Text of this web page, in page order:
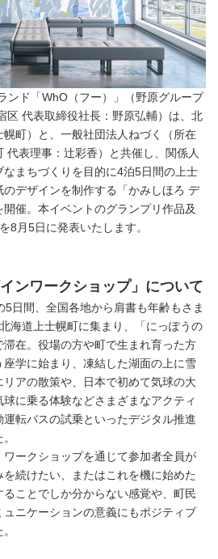
ンド「WhO（フー）」（野原グループ
区 代表取締役社長：野原弘輔）は、北
町）と、一般社団法人ねづく（所在
代表理事：辻彩香）と共催し、関係人
なまちづくりを目的に4泊5日間の上士
デザインを制作する「かみしほろ デ
催。本イベントのグランプリ作品及
8月5日に発表いたします。
ンワークショップ」について
日間、全国各地から肩書も年齢もさま
海道上士幌町に集まり、「にっぽうの
在。役場の方や町で生まれ育った方
学に始まり、凍結した湖面の上に雪
アの散策や、日本で初めて気球の大
に乗る体験などさまざまなアクティ
転バスの試乗といったデジタル推進
ークショップを通じて参加者全員が
を続けたい、またはこれを機に始めた
ことでしか分からない感覚や、町民
ニケーションの意義にもポジティブ